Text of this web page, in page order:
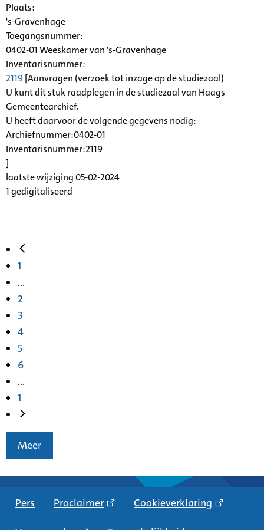
Plaats:
's-Gravenhage
Toegangsnummer:
0402-01 Weeskamer van 's-Gravenhage
Inventarisnummer:
2119[Aanvragen (verzoek tot inzage op de studiezaal)
U kunt dit stuk raadplegen in de studiezaal van Haags
Gemeentearchief.
U heeft daarvoor de volgende gegevens nodig:
Archiefnummer:0402-01
Inventarisnummer:2119
]
laatste wijziging 05-02-2024
1 gedigitaliseerd
1
...
2
3
4
5
6
...
1
Meer
Pers Proclaimer Cookieverklaring